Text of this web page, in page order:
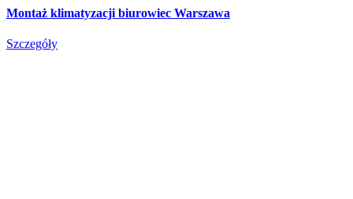
Montaż klimatyzacji biurowiec Warszawa
Szczegóły